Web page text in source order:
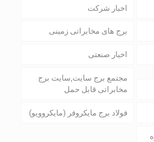
اخبار شرکت
برج های مخابراتی زمینی
اخبار صنعتی
مجتمع برج سایت,سایت برج
مخابراتی قابل حمل
فولاد برج مایکروفر (مایکروویو)